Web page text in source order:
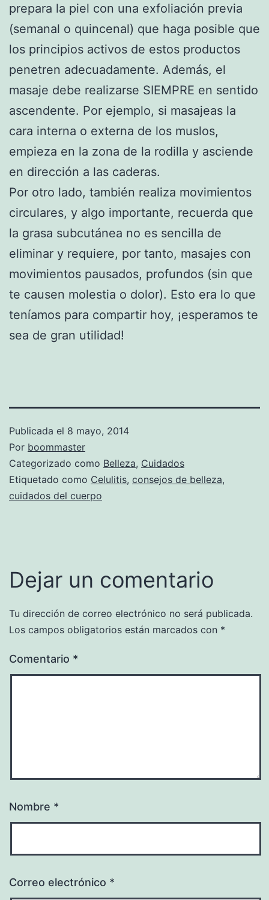
prepara la piel con una exfoliación previa
(semanal o quincenal) que haga posible que
los principios activos de estos productos
penetren adecuadamente. Además, el
masaje debe realizarse SIEMPRE en sentido
ascendente. Por ejemplo, si masajeas la
cara interna o externa de los muslos,
empieza en la zona de la rodilla y asciende
en dirección a las caderas.
Por otro lado, también realiza movimientos
circulares, y algo importante, recuerda que
la grasa subcutánea no es sencilla de
eliminar y requiere, por tanto, masajes con
movimientos pausados, profundos (sin que
te causen molestia o dolor). Esto era lo que
teníamos para compartir hoy, ¡esperamos te
sea de gran utilidad!
Publicada el 8 mayo, 2014
Por boommaster
Categorizado como Belleza, Cuidados
Etiquetado como Celulitis, consejos de belleza,
cuidados del cuerpo
Dejar un comentario
Tu dirección de correo electrónico no será publicada.
Los campos obligatorios están marcados con *
Comentario *
Nombre *
Correo electrónico *